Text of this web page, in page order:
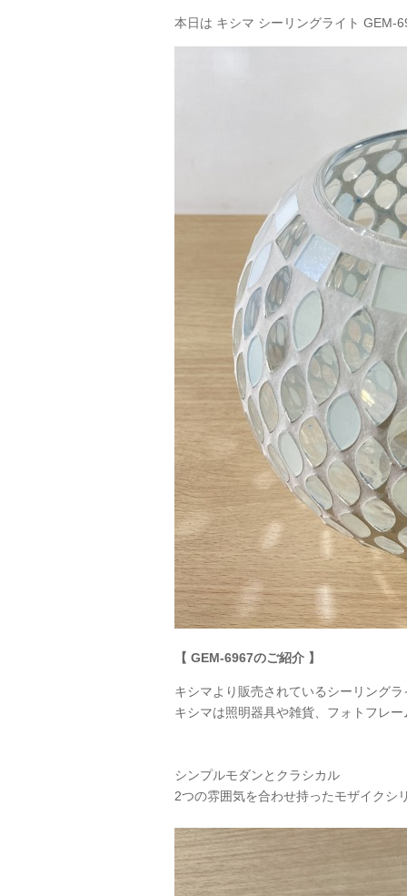
本日は キシマ シーリングライト GEM-
【 GEM-6967のご紹介 】
キシマより販売されているシーリング
キシマは照明器具や雑貨、フォトフレ
シンプルモダンとクラシカル
2つの雰囲気を合わせ持ったモザイクシ